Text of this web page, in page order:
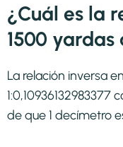
¿Cuál es la
1500
La relación inversa
de que 1 decímetro